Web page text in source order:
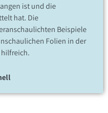
ist und die
hat. Die
Beispiele
Folien in der